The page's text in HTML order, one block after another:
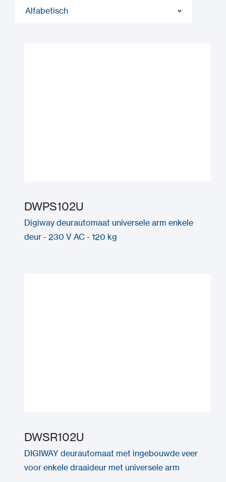
Alfabetisch
DWPS102U
Digiway deurautomaat universele arm enkele
deur - 230 V AC - 120 kg
DWSR102U
DIGIWAY deurautomaat met ingebouwde veer
voor enkele draaideur met universele arm